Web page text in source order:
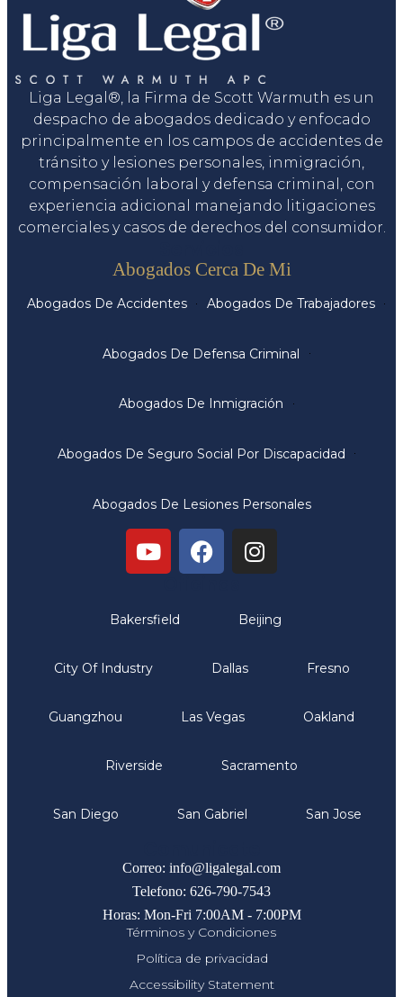
Liga Legal®, la Firma de Scott Warmuth es un
despacho de abogados dedicado y enfocado
principalmente en los campos de accidentes de
tránsito y lesiones personales, inmigración,
compensación laboral y defensa criminal, con
experiencia adicional manejando litigaciones
comerciales y casos de derechos del consumidor.
Abogados Cerca De Mi
Abogados De Accidentes Abogados De Trabajadores
Abogados De Defensa Criminal
Abogados De Inmigración
Abogados De Seguro Social Por Discapacidad
Abogados De Lesiones Personales
Bakersfield Beijing
City Of Industry Dallas Fresno
Guangzhou Las Vegas Oakland
Riverside Sacramento
San Diego San Gabriel San Jose
Correo: info@ligalegal.com
Telefono: 626-790-7543
Horas: Mon-Fri 7:00AM - 7:00PM
Términos y Condiciones
Política de privacidad
Accessibility Statement